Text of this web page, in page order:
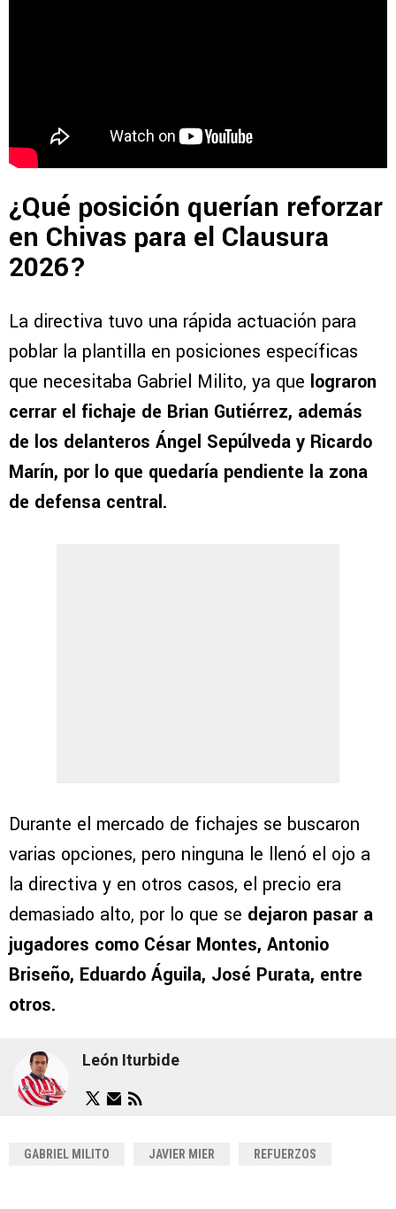
¿Qué posición querían reforzar
en Chivas para el Clausura
2026?
La directiva tuvo una rápida actuación para
poblar la plantilla en posiciones específicas
que necesitaba Gabriel Milito, ya que lograron
cerrar el fichaje de Brian Gutiérrez, además
de los delanteros Ángel Sepúlveda y Ricardo
Marín, por lo que quedaría pendiente la zona
de defensa central.
Durante el mercado de fichajes se buscaron
varias opciones, pero ninguna le llenó el ojo a
la directiva y en otros casos, el precio era
demasiado alto, por lo que se dejaron pasar a
jugadores como César Montes, Antonio
Briseño, Eduardo Águila, José Purata, entre
otros.
León Iturbide
GABRIEL MILITO JAVIER MIER REFUERZOS